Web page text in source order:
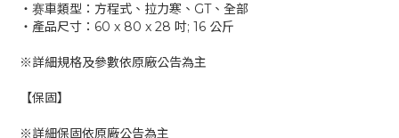
‧赛車類型：方程式、拉力寒、GT、全部
‧產品尺寸：60 x 80 x 28 吋; 16 公斤
※詳細規格及參數依原廠公告為主
【保固】
※詳細保固依原廠公告為主